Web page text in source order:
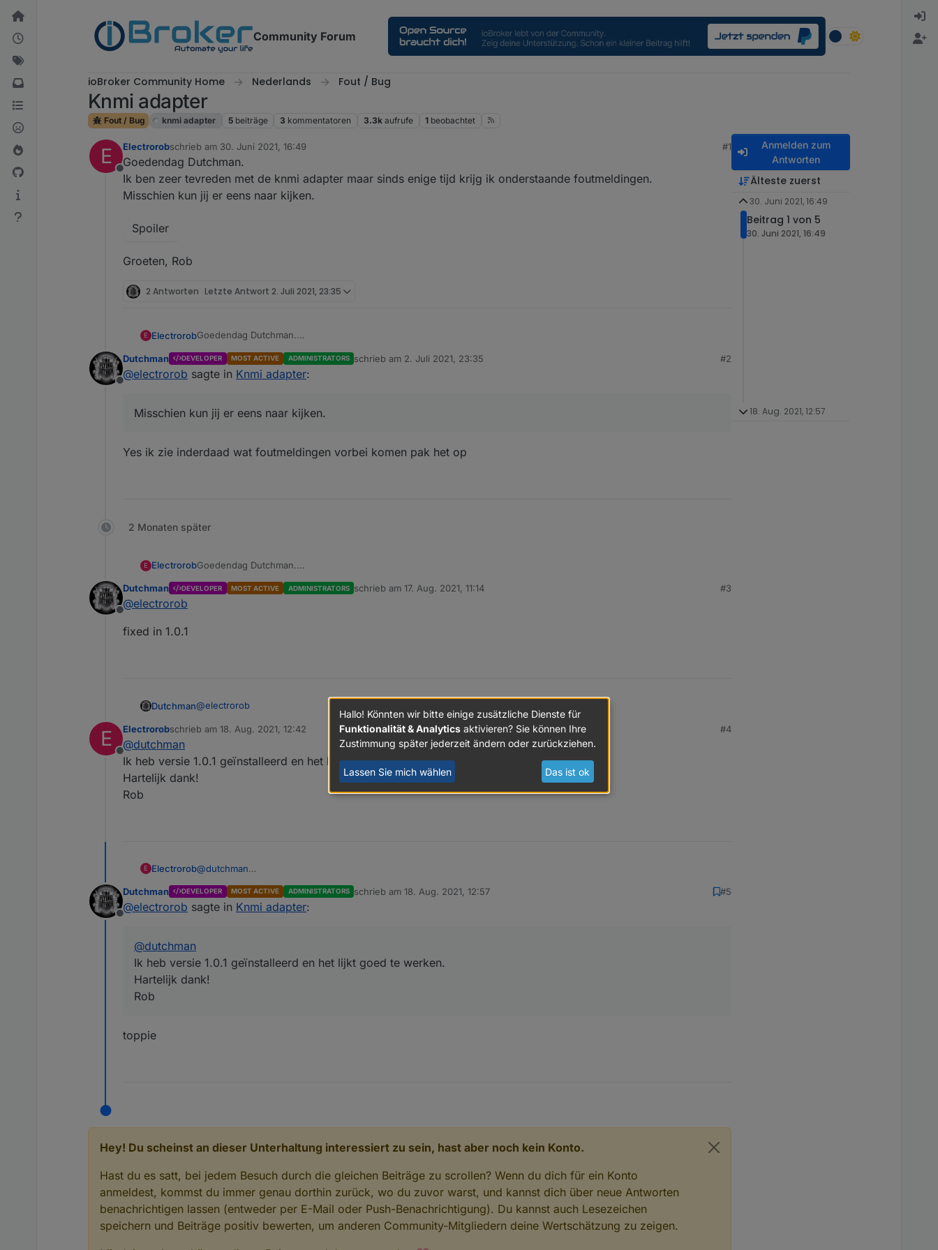
Weiter zum Inhalt
Community Forum
ioBroker Community Home Nederlands Fout / Bug
Knmi adapter
Fout / Bug knmi adapter 5 beiträge 3 kommentatoren 3.3k aufrufe 1 beobachtet
E
Offline
Electrorobschrieb am 30. Juni 2021, 16:49
zuletzt editiert von
#1
Goedendag Dutchman.
Ik ben zeer tevreden met de knmi adapter maar sinds enige tijd krijg ik onderstaande foutmeldingen.
Misschien kun jij er eens naar kijken.
Spoiler
Groeten, Rob
2 Antworten Letzte Antwort 2. Juli 2021, 23:35
E ElectrorobGoedendag Dutchman.
Misschien kun jij er eens naar kijken.
Spoiler
Offline
Dutchman DEVELOPER MOST ACTIVE ADMINISTRATORS schrieb am 2. Juli 2021, 23:35
zuletzt editiert von
#2
@electrorob sagte in Knmi adapter:
Misschien kun jij er eens naar kijken.
Yes ik zie inderdaad wat foutmeldingen vorbei komen pak het op
2 Monaten später
E ElectrorobGoedendag Dutchman.
Misschien kun jij er eens naar kijken.
Spoiler
Offline
Dutchman DEVELOPER MOST ACTIVE ADMINISTRATORS schrieb am 17. Aug. 2021, 11:14
zuletzt editiert von
#3
@electrorob
fixed in 1.0.1
Dutchman@electrorob
fixed in 1.0.1
E
Offline
Electrorobschrieb am 18. Aug. 2021, 12:42
zuletzt editiert von
#4
@dutchman
Ik heb versie 1.0.1 geïnstalleerd en het lijkt goed te werken.
Hartelijk dank!
Rob
E Electrorob@dutchman
Hartelijk dank!
Rob
Offline
Dutchman DEVELOPER MOST ACTIVE ADMINISTRATORS schrieb am 18. Aug. 2021, 12:57
zuletzt editiert von
#5
@electrorob sagte in Knmi adapter:
@dutchman
Ik heb versie 1.0.1 geïnstalleerd en het lijkt goed te werken.
Hartelijk dank!
Rob
toppie
Hey! Du scheinst an dieser Unterhaltung interessiert zu sein, hast aber noch kein Konto.
Hast du es satt, bei jedem Besuch durch die gleichen Beiträge zu scrollen? Wenn du dich für ein Konto
anmeldest, kommst du immer genau dorthin zurück, wo du zuvor warst, und kannst dich über neue Antworten
benachrichtigen lassen (entweder per E-Mail oder Push-Benachrichtigung). Du kannst auch Lesezeichen
speichern und Beiträge positiv bewerten, um anderen Community-Mitgliedern deine Wertschätzung zu zeigen.
Anmelden zum
Antworten
Älteste zuerst
30. Juni 2021, 16:49
Beitrag 1 von 5
30. Juni 2021, 16:49
18. Aug. 2021, 12:57
Hallo! Könnten wir bitte einige zusätzliche Dienste für
Funktionalität & Analytics aktivieren? Sie können Ihre
Zustimmung später jederzeit ändern oder zurückziehen.
Lassen Sie mich wählen Das ist ok